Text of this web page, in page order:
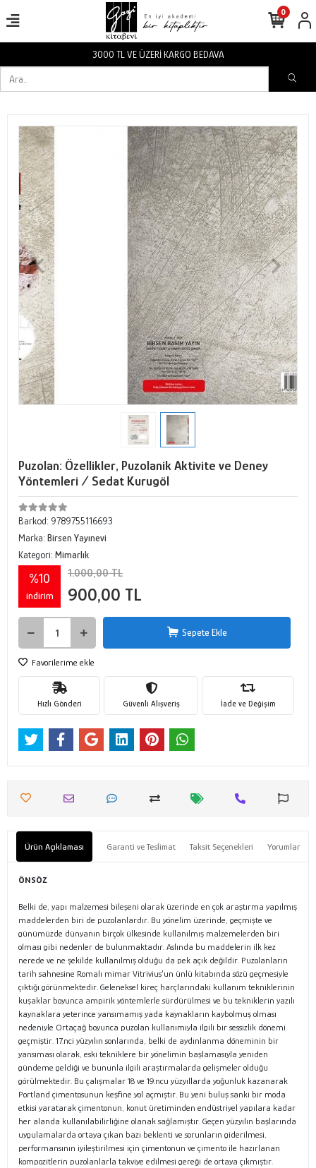
3000 TL VE ÜZERİ KARGO BEDAVA
0
Puzolan: Özellikler, Puzolanik Aktivite ve Deney
Yöntemleri / Sedat Kurugöl
Barkod: 9789755116693
Marka: Birsen Yayınevi
Kategori: Mimarlık
%10
indirim
1.000,00 TL
900,00 TL
Sepete Ekle
Favorilerime ekle
Hızlı Gönderi Güvenli Alışveriş İade ve Değişim
Ürün Açıklaması Garanti ve Teslimat Taksit Seçenekleri Yorumlar
ÖNSÖZ
Belki de, yapı malzemesi bileşeni olarak üzerinde en çok araştırma yapılmış
maddelerden biri de puzolanlardır. Bu yönelim üzerinde, geçmişte ve
günümüzde dünyanın birçok ülkesinde kullanılmış malzemelerden biri
olması gibi nedenler de bulunmaktadır. Aslında bu maddelerin ilk kez
nerede ve ne şekilde kullanılmış olduğu da pek açık değildir. Puzolanların
tarih sahnesine Romalı mimar Vitrivius’un ünlü kitabında sözü geçmesiyle
çıktığı görünmektedir. Geleneksel kireç harçlarındaki kullanım tekniklerinin
kuşaklar boyunca ampirik yöntemlerle sürdürülmesi ve bu tekniklerin yazılı
kaynaklara yeterince yansımamış yada kaynakların kaybolmuş olması
nedeniyle Ortaçağ boyunca puzolan kullanımıyla ilgili bir sessizlik dönemi
geçmiştir. 17.nci yüzyılın sonlarında, belki de aydınlanma döneminin bir
yansıması olarak, eski tekniklere bir yönelimin başlamasıyla yeniden
gündeme geldiği ve bununla ilgili araştırmalarda gelişmeler olduğu
görülmektedir. Bu çalışmalar 18 ve 19.ncu yüzyıllarda yoğunluk kazanarak
Portland çimentosunun keşfine yol açmıştır. Bu yeni buluş sanki bir moda
etkisi yaratarak çimentonun, konut üretiminden endüstriyel yapılara kadar
her alanda kullanılabilirliğine olanak sağlamıştır. Geçen yüzyılın başlarında
uygulamalarda ortaya çıkan bazı beklenti ve sorunların giderilmesi,
performansının iyileştirilmesi için çimentonun ve çimento ile hazırlanan
kompozitlerin puzolanlarla takviye edilmesi gereği de ortaya çıkmıştır.